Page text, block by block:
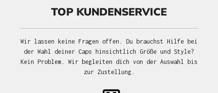
TOP KUNDENSERVICE
Wir lassen keine Fragen offen. Du brauchst Hilfe bei
der Wahl deiner Caps hinsichtlich Größe und Style?
Kein Problem. Wir begleiten dich von der Auswahl bis
zur Zustellung.